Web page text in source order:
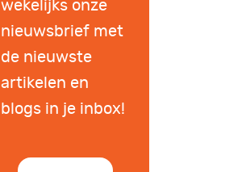
wekelijks onze
nieuwsbrief met
de nieuwste
artikelen en
blogs in je inbox!